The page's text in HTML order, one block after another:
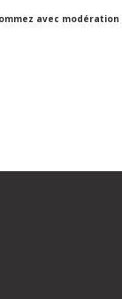
avec modération